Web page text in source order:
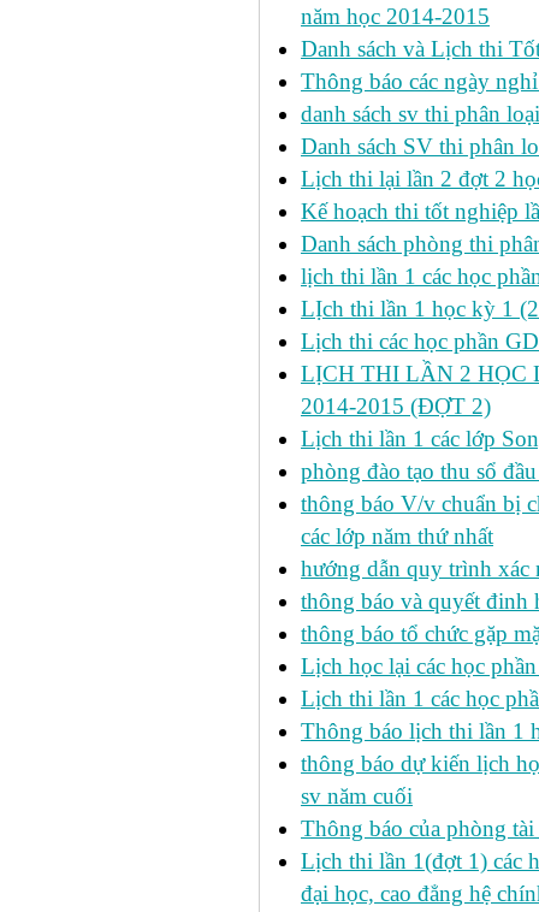
năm học 2014-2015
Danh sách và Lịch thi
Thông báo các ngày
danh sách sv thi phân
Danh sách SV thi phân
Lịch thi lại lần 2 đợt 2
Kế hoạch thi tốt nghiệp
Danh sách phòng thi
lịch thi lần 1 các học
LỊch thi lần 1 học kỳ 1
Lịch thi các học phần
LỊCH THI LẦN 2
2014-2015 (ĐỢT 2)
Lịch thi lần 1 các lớp
phòng đào tạo thu sổ
thông báo V/v chuẩn bị
các lớp năm thứ nhất
hướng dẫn quy trình xác
thông báo và quyết đinh
thông báo tổ chức gặp
Lịch học lại các học
Lịch thi lần 1 các học
Thông báo lịch thi lần 1
thông báo dự kiến lịch
sv năm cuối
Thông báo của phòng
Lịch thi lần 1(đợt 1) các
đại học, cao đẳng hệ